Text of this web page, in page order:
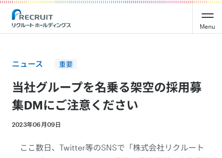
Recruit Holdings
Menu
ニュース 重要
当社グループを名乗る架空の採用募
集DMにご注意ください
2023年06月09日
ここ数日、Twitter等のSNSで「株式会社リクルート